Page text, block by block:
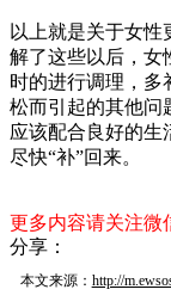
以上就是关于女
解了这些以后，女
时的进行调理，多
松而引起的其他问
应该配合良好的生
尽快“补”回来。
更多内容请关注微
分享：
本文来源： http://